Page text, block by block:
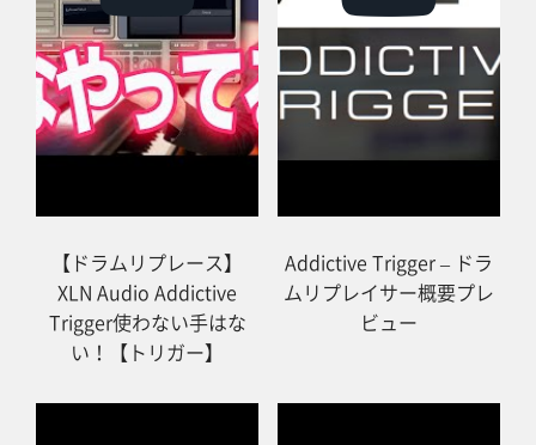
【ドラムリプレース】
XLN Audio Addictive
Trigger使わない手はな
い！【トリガー】
Addictive Trigger – ドラ
ムリプレイサー概要プレ
ビュー